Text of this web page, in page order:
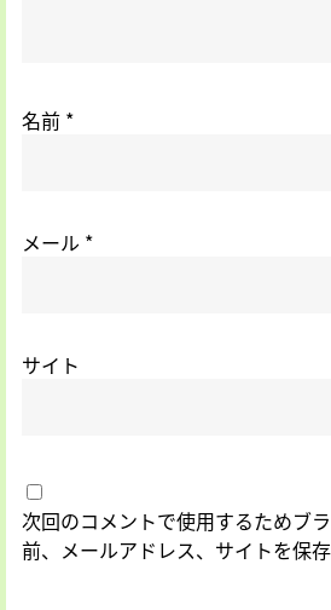
名前 *
メール *
サイト
次回のコメントで使用するためブ
前、メールアドレス、サイトを保存